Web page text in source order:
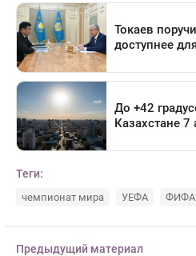
Теги:
чемпионат мира УЕФА ФИФА
Предыдущий материал